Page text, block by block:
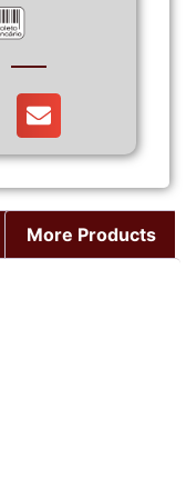
More Products